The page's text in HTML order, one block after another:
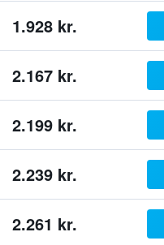
1.928 kr.
2.167 kr.
2.199 kr.
2.239 kr.
2.261 kr.